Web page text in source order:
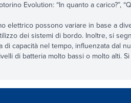
Evolution: “In quanto a carico?”,
elettrico possono variare in base a
dei sistemi di bordo. Inoltre, si
capacità nel tempo, influenzata dal
di batteria molto bassi o molto alti.